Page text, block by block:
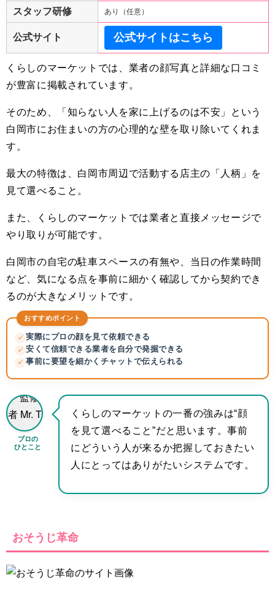
スタッフ研修 あり（任意）
公式サイト 公式サイトはこちら
くらしのマーケットでは、業者の顔写真と詳細な口コミ
が豊富に掲載されています。
そのため、「知らない人を家に上げるのは不安」という
白岡市にお住まいの方の心理的な壁を取り除いてくれま
す。
最大の特徴は、白岡市周辺で活動する店主の「人柄」を
見て選べること。
また、くらしのマーケットでは業者と直接メッセージで
やり取りが可能です。
白岡市の自宅の駐車スペースの有無や、当日の作業時間
など、気になる点を事前に細かく確認してから契約でき
るのが大きなメリットです。
おすすめポイント
✓ 実際にプロの顔を見て依頼できる
✓ 安くて信頼できる業者を自分で発掘できる
✓ 事前に要望を細かくチャットで伝えられる
プロの
ひとこと
くらしのマーケットの一番の強みは“顔
を見て選べること”だと思います。事前
にどういう人が来るか把握しておきたい
人にとってはありがたいシステムです。
おそうじ革命